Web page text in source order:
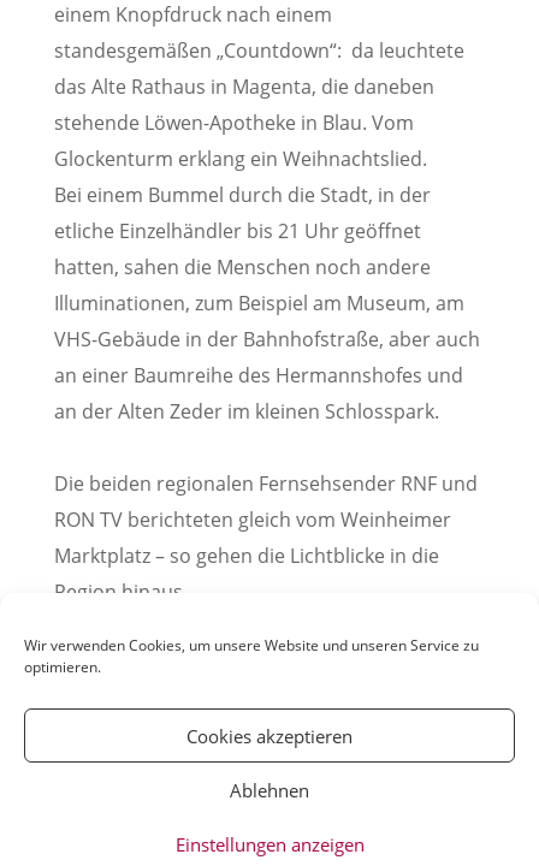
Wir verwenden Cookies, um unsere Website und unseren Service zu
optimieren.
Cookies akzeptieren
Ablehnen
Einstellungen anzeigen
einem Knopfdruck nach einem
standesgemäßen „Countdown“: da leuchtete
das Alte Rathaus in Magenta, die daneben
stehende Löwen-Apotheke in Blau. Vom
Glockenturm erklang ein Weihnachtslied.
Bei einem Bummel durch die Stadt, in der
etliche Einzelhändler bis 21 Uhr geöffnet
hatten, sahen die Menschen noch andere
Illuminationen, zum Beispiel am Museum, am
VHS-Gebäude in der Bahnhofstraße, aber auch
an einer Baumreihe des Hermannshofes und
an der Alten Zeder im kleinen Schlosspark.
Die beiden regionalen Fernsehsender RNF und
RON TV berichteten gleich vom Weinheimer
Marktplatz – so gehen die Lichtblicke in die
Region hinaus.
(Pressemitteilung der Stadt Weinheim, 28.11.2020)